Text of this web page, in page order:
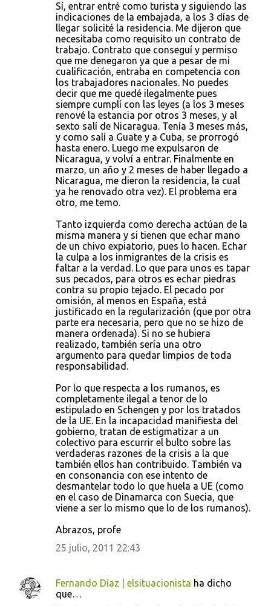
Sí, entrar entré como turista y siguiendo las
indicaciones de la embajada, a los 3 días de
llegar solicité la residencia. Me dijeron que
necesitaba como requisito un contrato de
trabajo. Contrato que conseguí y permiso
que me denegaron ya que a pesar de mi
cualificación, entraba en competencia con
los trabajadores nacionales. No puedes
decir que me quedé ilegalmente pues
siempre cumplí con las leyes (a los 3 meses
renové la estancia por otros 3 meses, y al
sexto salí de Nicaragua. Tenía 3 meses más,
y como salí a Guate y a Cuba, se prorrogó
hasta enero. Luego me expulsaron de
Nicaragua, y volví a entrar. Finalmente en
marzo, un año y 2 meses de haber llegado a
Nicaragua, me dieron la residencia, la cual
ya he renovado otra vez). El problema era
otro, me temo.
Tanto izquierda como derecha actúan de la
misma manera y si tienen que echar mano
de un chivo expiatorio, pues lo hacen. Echar
la culpa a los inmigrantes de la crisis es
faltar a la verdad. Lo que para unos es tapar
sus pecados, para otros es echar piedras
contra su propio tejado. El pecado por
omisión, al menos en España, está
justificado en la regularización (que por otra
parte era necesaria, pero que no se hizo de
manera ordenada). Si no se hubiera
realizado, también sería una otro
argumento para quedar limpios de toda
responsabilidad.
Por lo que respecta a los rumanos, es
completamente ilegal a tenor de lo
estipulado en Schengen y por los tratados
de la UE. En la incapacidad manifiesta del
gobierno, tratan de estigmatizar a un
colectivo para escurrir el bulto sobre las
verdaderas razones de la crisis a la que
también ellos han contribuido. También va
en consonancia con ese intento de
desmantelar todo lo que huela a UE (como
en el caso de Dinamarca con Suecia, que
viene a ser lo mismo que lo de los rumanos).
Abrazos, profe
25 julio, 2011 22:43
Fernando Díaz | elsituacionista ha dicho
que…